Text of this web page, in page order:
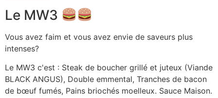
Le MW3
Vous avez faim et vous avez envie de saveurs plus
intenses?
Le MW3 c'est : Steak de boucher grillé et juteux (Viande
BLACK ANGUS), Double emmental, Tranches de bacon
de bœuf fumés, Pains briochés moelleux. Sauce Maison.